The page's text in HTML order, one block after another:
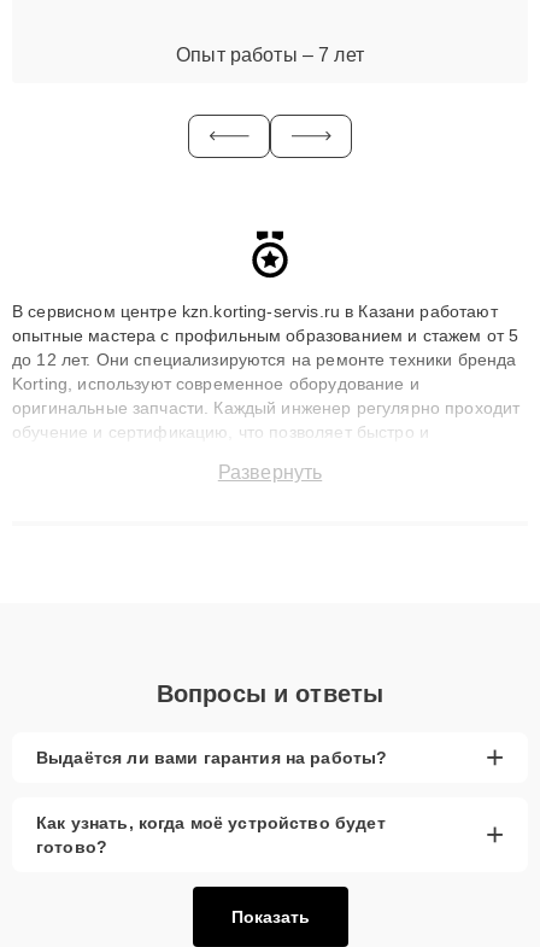
Опыт работы – 7 лет
В сервисном центре kzn.korting-servis.ru в Казани работают
опытные мастера с профильным образованием и стажем от 5
до 12 лет. Они специализируются на ремонте техники бренда
Korting, используют современное оборудование и
оригинальные запчасти. Каждый инженер регулярно проходит
обучение и сертификацию, что позволяет быстро и
сохранением гарантии до 3 лет. Наши мастера решают
Развернуть
Вопросы и ответы
Выдаётся ли вами гарантия на работы? +
Как узнать, когда моё устройство будет
готово?
+
Показать